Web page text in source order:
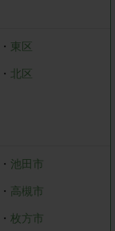
・ 東区
・ 北区
・ 池田市
・ 高槻市
・枚方市